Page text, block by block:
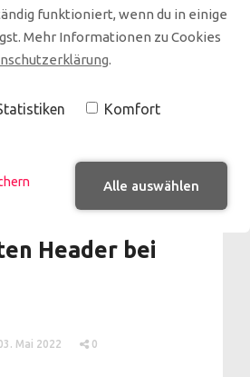
du einen
Header bei
Mai 2022 0
funktioniert, wenn du in einige
Mehr Informationen zu Cookies
.
Komfort
Alle auswählen